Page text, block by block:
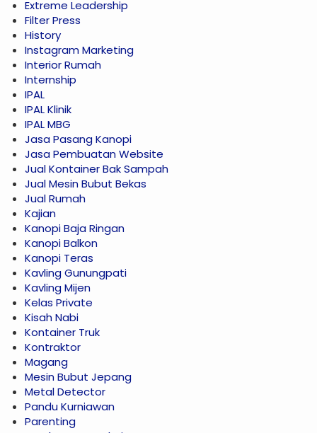
Extreme Leadership
Filter Press
History
Instagram Marketing
Interior Rumah
Internship
IPAL
IPAL Klinik
IPAL MBG
Jasa Pasang Kanopi
Jasa Pembuatan Website
Jual Kontainer Bak Sampah
Jual Mesin Bubut Bekas
Jual Rumah
Kajian
Kanopi Baja Ringan
Kanopi Balkon
Kanopi Teras
Kavling Gunungpati
Kavling Mijen
Kelas Private
Kisah Nabi
Kontainer Truk
Kontraktor
Magang
Mesin Bubut Jepang
Metal Detector
Pandu Kurniawan
Parenting